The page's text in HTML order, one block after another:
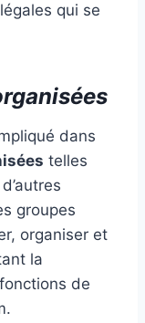
qui se
dans
telles
groupes
organiser et
la
de